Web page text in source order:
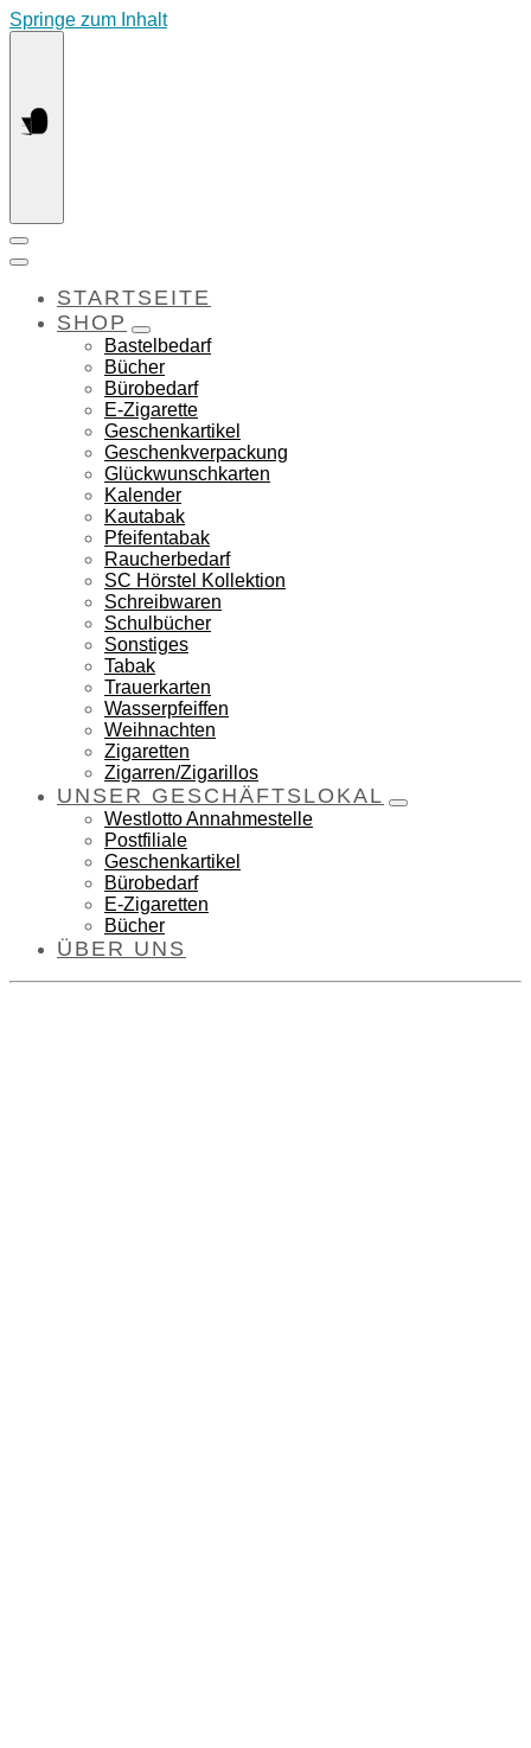
Springe zum Inhalt
STARTSEITE
SHOP
Bastelbedarf
Bücher
Bürobedarf
E-Zigarette
Geschenkartikel
Geschenkverpackung
Glückwunschkarten
Kalender
Kautabak
Pfeifentabak
Raucherbedarf
SC Hörstel Kollektion
Schreibwaren
Schulbücher
Sonstiges
Tabak
Trauerkarten
Wasserpfeiffen
Weihnachten
Zigaretten
Zigarren/Zigarillos
UNSER GESCHÄFTSLOKAL
Westlotto Annahmestelle
Postfiliale
Geschenkartikel
Bürobedarf
E-Zigaretten
Bücher
ÜBER UNS